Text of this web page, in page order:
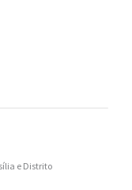
e Distrito